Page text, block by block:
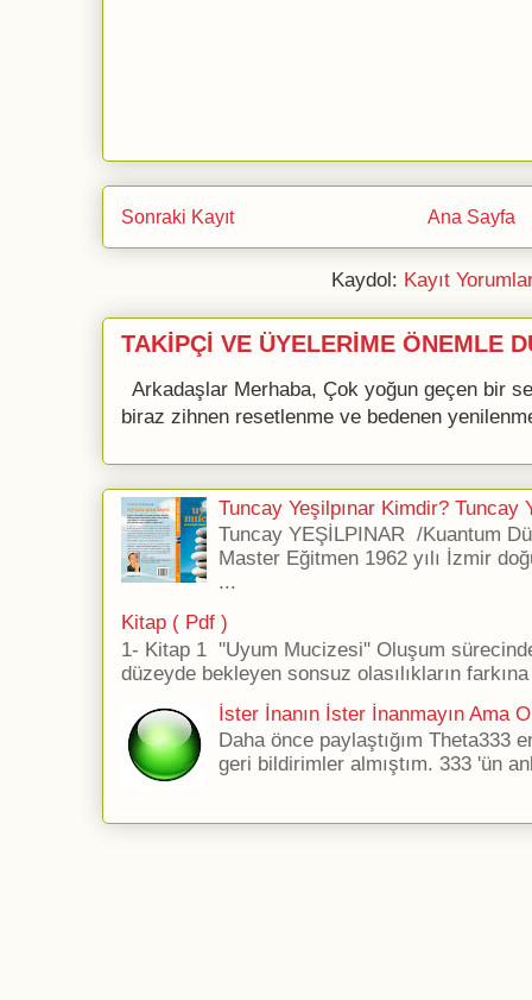
Sonraki Kayıt Ana Sayfa
Kaydol: Kayıt
TAKİPÇİ VE ÜYELERİME ÖNEMLE
Arkadaşlar Merhaba, Çok yoğun geçen bir
biraz zihnen resetlenme ve bedenen
Tuncay Yeşilpınar Kimdir? Tuncay
Tuncay YEŞİLPINAR /Kuantum
Master Eğitmen 1962 yılı İzmir
...
Kitap ( Pdf )
1- Kitap 1 ''Uyum Mucizesi'' Oluşum
düzeyde bekleyen sonsuz olasılıkların
İster İnanın İster İnanmayın Ama
Daha önce paylaştığım Theta333
geri bildirimler almıştım. 333 'ün